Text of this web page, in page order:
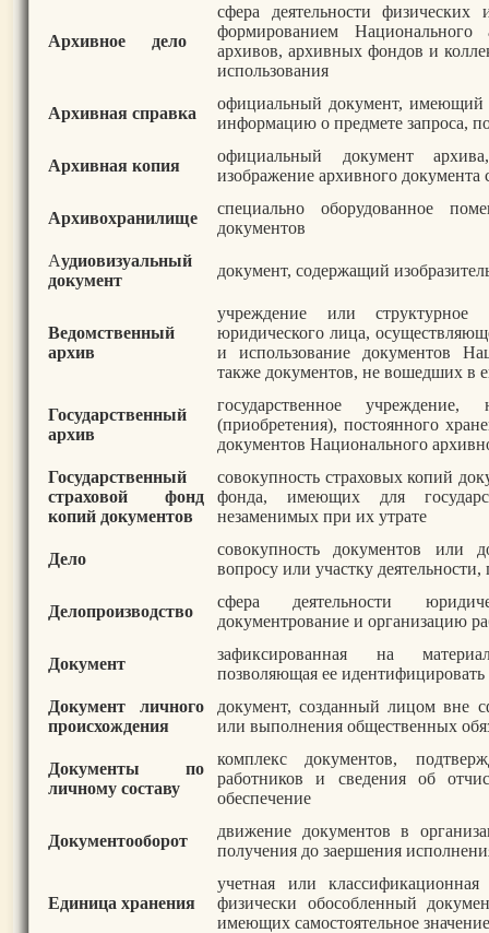
Архивное дело
сфера деятельности
формированием Национального
архивов, архивных фондов и
использования
Архивная справка
официальный документ,
информацию о предмете запроса,
Архивная копия
официальный документ
изображение архивного
Архивохранилище
специально оборудованное
документов
Аудиовизуальный
документ
документ, содержащий
Ведомственный
архив
учреждение или структурное
юридического лица,
и использование документов
также документов, не вошедших в
Государственный
архив
государственное
(приобретения), постоянного
документов Национального
Государственный
страховой фонд
копий документов
совокупность страховых копий
фонда, имеющих для
незаменимых при их утрате
Дело
совокупность документов или
вопросу или участку
Делопроизводство
сфера деятельности
документрование и организацию
Документ
зафиксированная на
позволяющая ее идентифицировать
Документ личного
происхождения
документ, созданный лицом вне
или выполнения общественных
Документы по
личному составу
комплекс документов,
работников и сведения об
обеспечение
Документооборот
движение документов в
получения до заершения
Единица хранения
учетная или
физически обособленный
имеющих самостоятельное значение